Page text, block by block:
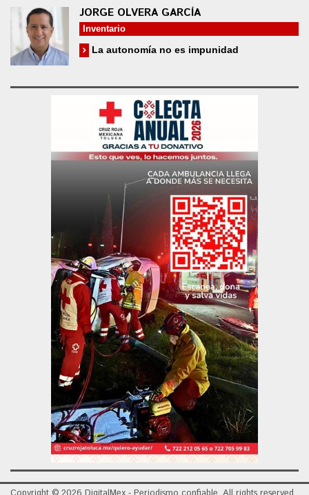
JORGE OLVERA GARCÍA
Inventario
La autonomía no es impunidad